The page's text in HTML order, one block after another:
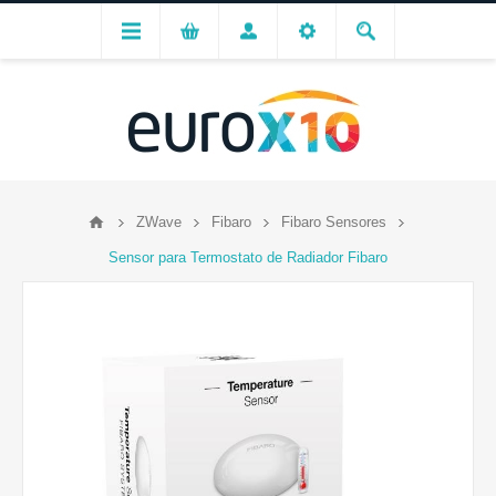
ZWave Fibaro Fibaro Sensores
Sensor para Termostato de Radiador Fibaro